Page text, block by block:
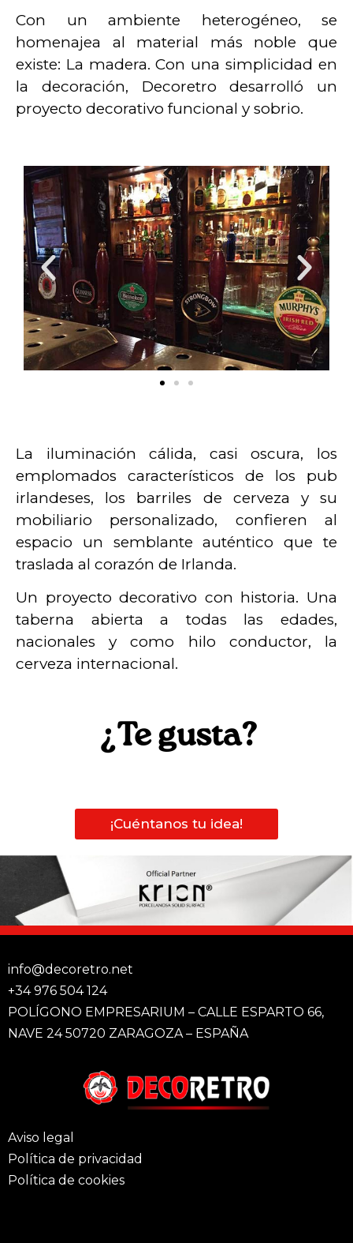
Con un ambiente heterogéneo, se
homenajea al material más noble que
existe: La madera. Con una simplicidad en
la decoración, Decoretro desarrolló un
proyecto decorativo funcional y sobrio.
La iluminación cálida, casi oscura, los
emplomados característicos de los pub
irlandeses, los barriles de cerveza y su
mobiliario personalizado, confieren al
espacio un semblante auténtico que te
traslada al corazón de Irlanda.
Un proyecto decorativo con historia. Una
taberna abierta a todas las edades,
nacionales y como hilo conductor, la
cerveza internacional.
¿Te gusta?
¡Cuéntanos tu idea!
info@decoretro.net
+34 976 504 124
POLÍGONO EMPRESARIUM – CALLE ESPARTO 66,
NAVE 24 50720 ZARAGOZA – ESPAÑA
Aviso legal
Política de privacidad
Política de cookies